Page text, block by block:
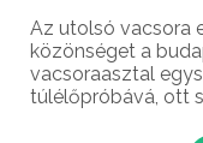
Az utolsó vacsora
közönséget a
vacsoraasztal
túlélőpróbává, ott